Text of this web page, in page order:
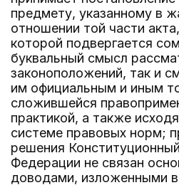
предмету, указанному в
отношении той части
которой подвергается
буквальный смысл
законоположений, так и
им официальным и иным
сложившейся
практикой, а также
системе правовых норм;
решения
Федерации не связан
доводами, изложенными